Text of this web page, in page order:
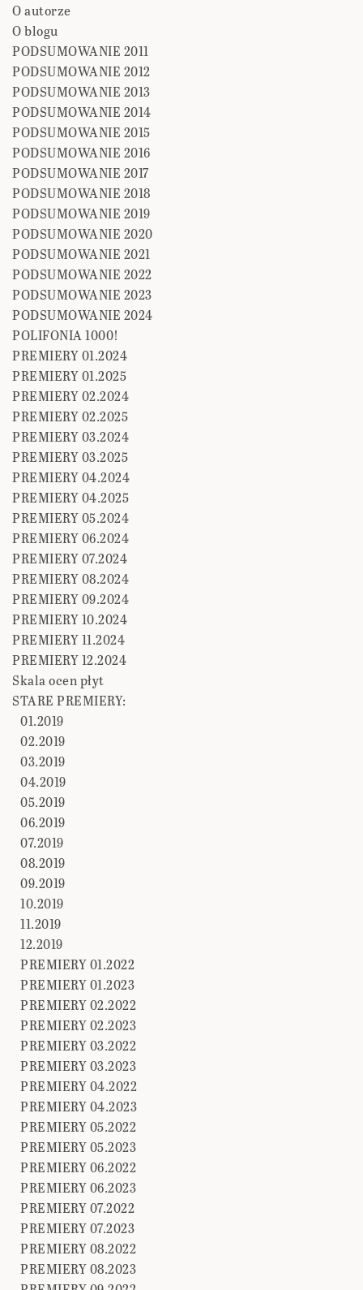
O autorze
O blogu
PODSUMOWANIE 2011
PODSUMOWANIE 2012
PODSUMOWANIE 2013
PODSUMOWANIE 2014
PODSUMOWANIE 2015
PODSUMOWANIE 2016
PODSUMOWANIE 2017
PODSUMOWANIE 2018
PODSUMOWANIE 2019
PODSUMOWANIE 2020
PODSUMOWANIE 2021
PODSUMOWANIE 2022
PODSUMOWANIE 2023
PODSUMOWANIE 2024
POLIFONIA 1000!
PREMIERY 01.2024
PREMIERY 01.2025
PREMIERY 02.2024
PREMIERY 02.2025
PREMIERY 03.2024
PREMIERY 03.2025
PREMIERY 04.2024
PREMIERY 04.2025
PREMIERY 05.2024
PREMIERY 06.2024
PREMIERY 07.2024
PREMIERY 08.2024
PREMIERY 09.2024
PREMIERY 10.2024
PREMIERY 11.2024
PREMIERY 12.2024
Skala ocen płyt
STARE PREMIERY:
01.2019
02.2019
03.2019
04.2019
05.2019
06.2019
07.2019
08.2019
09.2019
10.2019
11.2019
12.2019
PREMIERY 01.2022
PREMIERY 01.2023
PREMIERY 02.2022
PREMIERY 02.2023
PREMIERY 03.2022
PREMIERY 03.2023
PREMIERY 04.2022
PREMIERY 04.2023
PREMIERY 05.2022
PREMIERY 05.2023
PREMIERY 06.2022
PREMIERY 06.2023
PREMIERY 07.2022
PREMIERY 07.2023
PREMIERY 08.2022
PREMIERY 08.2023